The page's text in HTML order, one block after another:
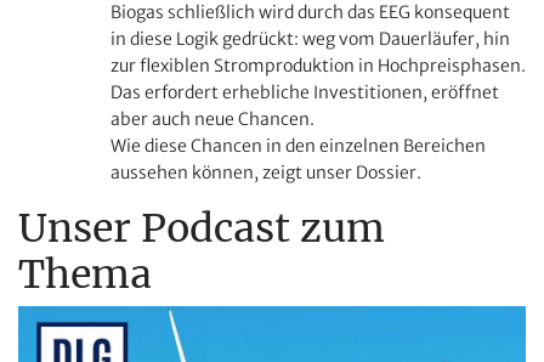
Biogas schließlich wird durch das EEG konsequent
in diese Logik gedrückt: weg vom Dauerläufer, hin
zur flexiblen Stromproduktion in Hochpreisphasen.
Das erfordert erhebliche Investitionen, eröffnet
aber auch neue Chancen.
Wie diese Chancen in den einzelnen Bereichen
aussehen können, zeigt unser Dossier.
Unser Podcast zum
Thema